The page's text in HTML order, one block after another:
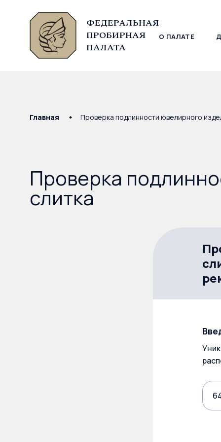
ФЕДЕРАЛЬНАЯ
ПРОБИРНАЯ
ПАЛАТА
О ПАЛАТЕ
© Федеральная пробирная палата, 2026
Главная Проверка подлинности ювелирного
Проверка
слитка